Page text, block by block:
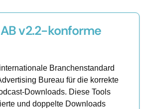
v2.2-konforme
Branchenstandard
Bureau für die korrekte
Downloads. Diese Tools
und doppelte Downloads